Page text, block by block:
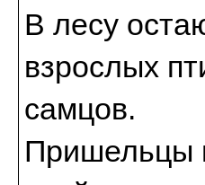
В лесу
взрослых
самцов.
Пришельцы